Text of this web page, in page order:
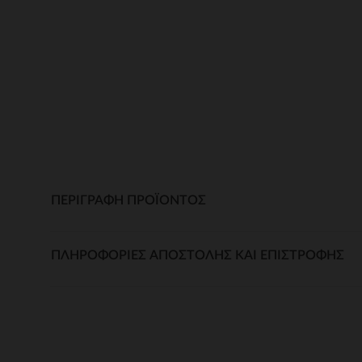
ΠΕΡΙΓΡΑΦΉ ΠΡΟΪΌΝΤΟΣ
ΠΛΗΡΟΦΟΡΊΕΣ ΑΠΟΣΤΟΛΉΣ ΚΑΙ ΕΠΙΣΤΡΟΦΉΣ